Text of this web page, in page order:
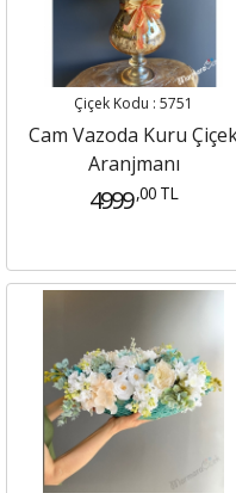
Çiçek Kodu : 5751
Cam Vazoda Kuru
Aranjmanı
4999 ,00 TL